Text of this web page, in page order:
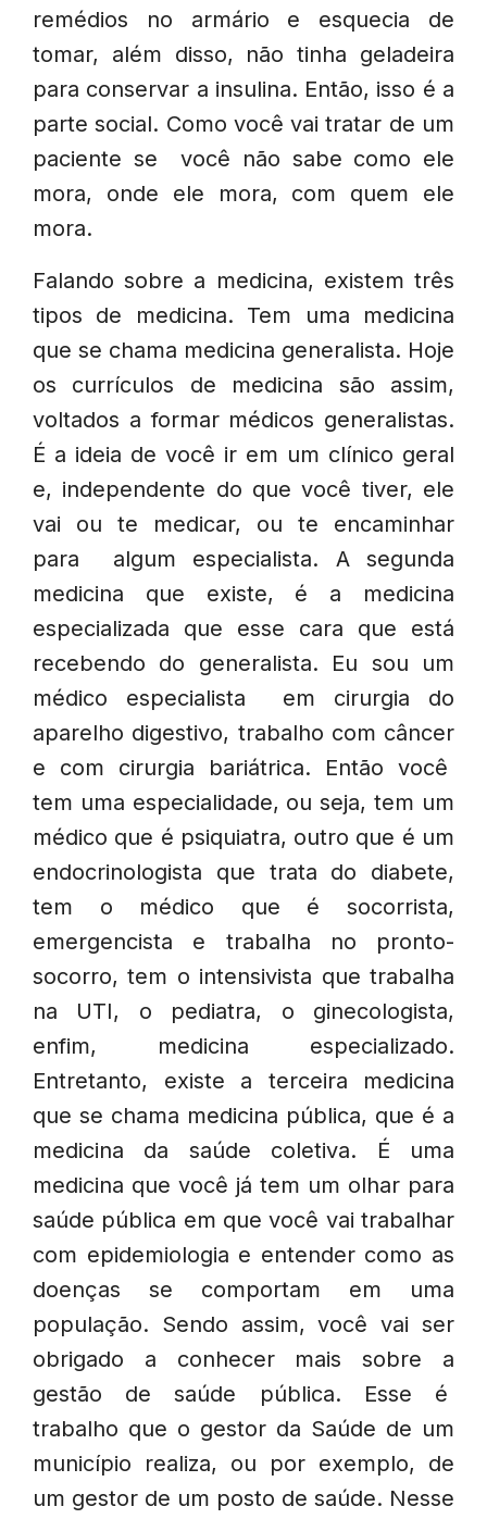
remédios no armário e esquecia de
tomar, além disso, não tinha geladeira
para conservar a insulina. Então, isso é a
parte social. Como você vai tratar de um
paciente se você não sabe como ele
mora, onde ele mora, com quem ele
mora.
Falando sobre a medicina, existem três
tipos de medicina. Tem uma medicina
que se chama medicina generalista. Hoje
os currículos de medicina são assim,
voltados a formar médicos generalistas.
É a ideia de você ir em um clínico geral
e, independente do que você tiver, ele
vai ou te medicar, ou te encaminhar
para algum especialista. A segunda
medicina que existe, é a medicina
especializada que esse cara que está
recebendo do generalista. Eu sou um
médico especialista em cirurgia do
aparelho digestivo, trabalho com câncer
e com cirurgia bariátrica. Então você
tem uma especialidade, ou seja, tem um
médico que é psiquiatra, outro que é um
endocrinologista que trata do diabete,
tem o médico que é socorrista,
emergencista e trabalha no pronto-
socorro, tem o intensivista que trabalha
na UTI, o pediatra, o ginecologista,
enfim, medicina especializado.
Entretanto, existe a terceira medicina
que se chama medicina pública, que é a
medicina da saúde coletiva. É uma
medicina que você já tem um olhar para
saúde pública em que você vai trabalhar
com epidemiologia e entender como as
doenças se comportam em uma
população. Sendo assim, você vai ser
obrigado a conhecer mais sobre a
gestão de saúde pública. Esse é
trabalho que o gestor da Saúde de um
município realiza, ou por exemplo, de
um gestor de um posto de saúde. Nesse